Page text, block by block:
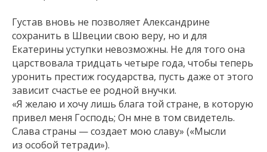
Густав вновь не позволяет Александрине
сохранить в Швеции свою веру, но и для
Екатерины уступки невозможны. Не для того она
царствовала тридцать четыре года, чтобы теперь
уронить престиж государства, пусть даже от этого
зависит cчастье ее родной внучки.
«Я желаю и хочу лишь блага той стране, в которую
привел меня Господь; Он мне в том свидетель.
Слава страны — создает мою славу» («Мысли
из особой тетради»).